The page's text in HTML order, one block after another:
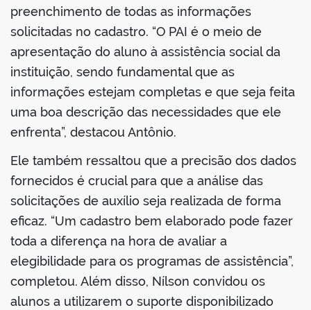
preenchimento de todas as informações
solicitadas no cadastro. “O PAI é o meio de
apresentação do aluno à assistência social da
instituição, sendo fundamental que as
informações estejam completas e que seja feita
uma boa descrição das necessidades que ele
enfrenta”, destacou Antônio.
Ele também ressaltou que a precisão dos dados
fornecidos é crucial para que a análise das
solicitações de auxílio seja realizada de forma
eficaz. “Um cadastro bem elaborado pode fazer
toda a diferença na hora de avaliar a
elegibilidade para os programas de assistência”,
completou. Além disso, Nílson convidou os
alunos a utilizarem o suporte disponibilizado